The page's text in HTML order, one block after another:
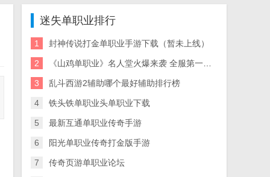
迷失单职业排行
1 封神传说打金单职业手游下载（暂未上线）
2 《山鸡单职业》名人堂火爆来袭 全服第一玩家将获高阶武器、最强神
3 乱斗西游2辅助哪个最好辅助排行榜
4 铁头铁单职业头单职业下载
5 最新互通单职业传奇手游
6 阳光单职业传奇打金版手游
7 传奇页游单职业论坛